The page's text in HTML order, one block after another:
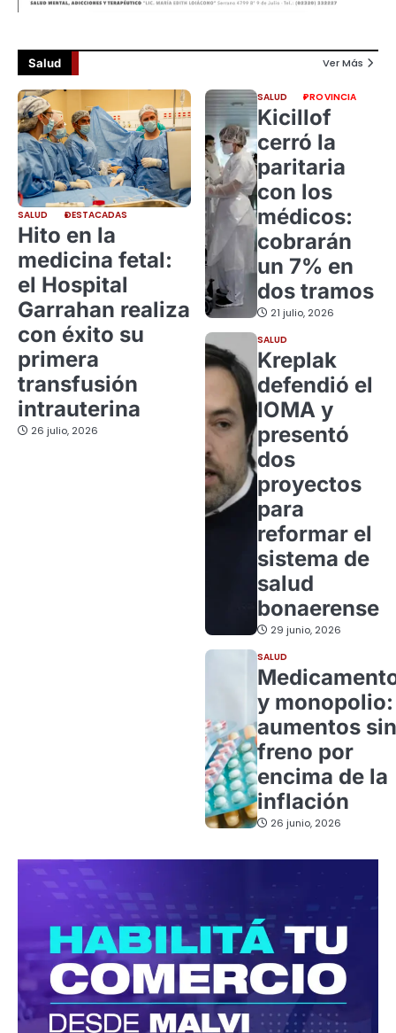
Salud Ver Más
SALUD DESTACADAS
Hito en la
medicina fetal:
el Hospital
Garrahan realiza
con éxito su
primera
transfusión
intrauterina
26 julio, 2026
SALUD PROVINCIA
Kicillof
cerró la
paritaria
con los
médicos:
cobrarán
un 7% en
dos tramos
21 julio, 2026
SALUD
Kreplak
defendió el
IOMA y
presentó
dos
proyectos
para
reformar el
sistema de
salud
bonaerense
29 junio, 2026
SALUD
y monopolio:
aumentos sin
freno por
encima de la
inflación
26 junio, 2026